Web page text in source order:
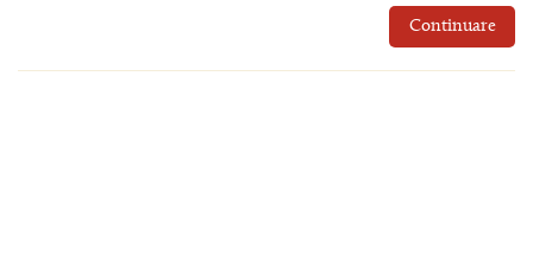
Continuare